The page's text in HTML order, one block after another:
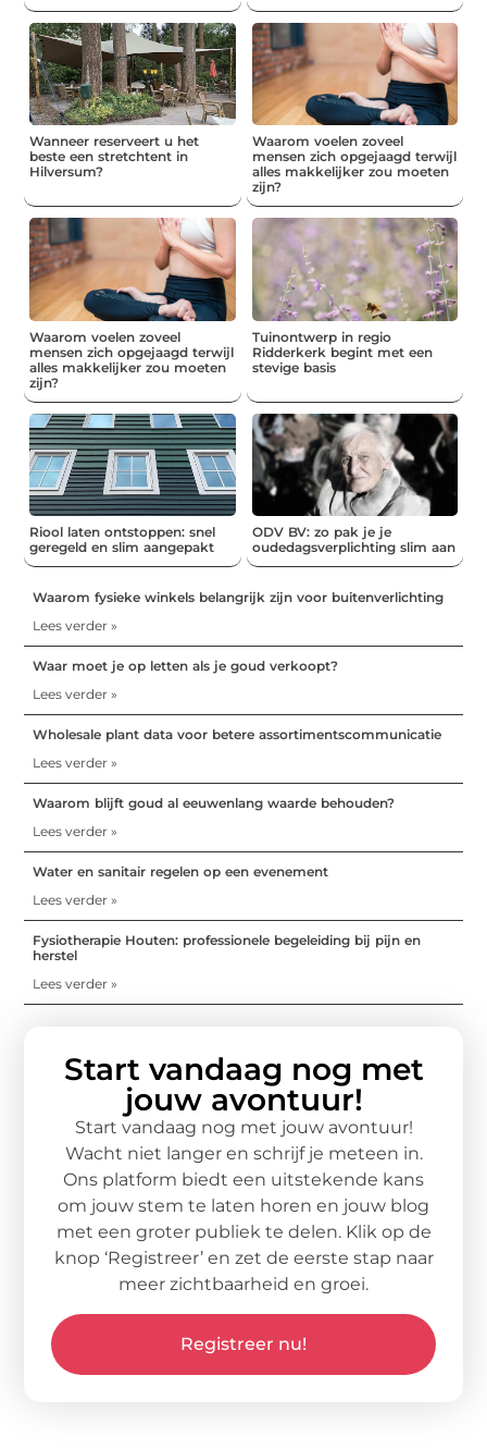
Wanneer reserveert u het
beste een stretchtent in
Hilversum?
Waarom voelen zoveel
mensen zich opgejaagd terwijl
alles makkelijker zou moeten
zijn?
Waarom voelen zoveel
mensen zich opgejaagd terwijl
alles makkelijker zou moeten
zijn?
Tuinontwerp in regio
Ridderkerk begint met een
stevige basis
Riool laten ontstoppen: snel
geregeld en slim aangepakt
ODV BV: zo pak je je
oudedagsverplichting slim aan
Waarom fysieke winkels belangrijk zijn voor buitenverlichting
Lees verder »
Waar moet je op letten als je goud verkoopt?
Lees verder »
Wholesale plant data voor betere assortimentscommunicatie
Lees verder »
Waarom blijft goud al eeuwenlang waarde behouden?
Lees verder »
Water en sanitair regelen op een evenement
Lees verder »
Fysiotherapie Houten: professionele begeleiding bij pijn en
herstel
Lees verder »
Start vandaag nog met
jouw avontuur!
Start vandaag nog met jouw avontuur!
Wacht niet langer en schrijf je meteen in.
Ons platform biedt een uitstekende kans
om jouw stem te laten horen en jouw blog
met een groter publiek te delen. Klik op de
knop ‘Registreer’ en zet de eerste stap naar
meer zichtbaarheid en groei.
Registreer nu!